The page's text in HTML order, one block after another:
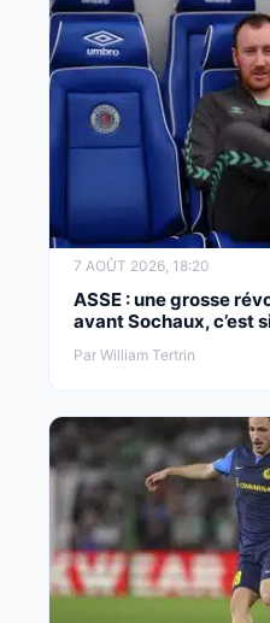
7 AOÛT 2026, 18:20
ASSE : une grosse
avant Sochaux, c’est
Par William Tertrin